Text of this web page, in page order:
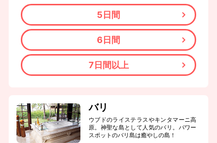
5日間
6日間
7日間以上
バリ
ウブドのライステラスやキンタマーニ高
原。神聖な島として人気のバリ。パワー
スポットのバリ島は癒やしの島！